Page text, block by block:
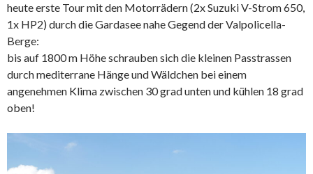
heute erste Tour mit den Motorrädern (2x Suzuki V-Strom 650,
1x HP2) durch die Gardasee nahe Gegend der Valpolicella-
Berge:
bis auf 1800 m Höhe schrauben sich die kleinen Passtrassen
durch mediterrane Hänge und Wäldchen bei einem
angenehmen Klima zwischen 30 grad unten und kühlen 18 grad
oben!